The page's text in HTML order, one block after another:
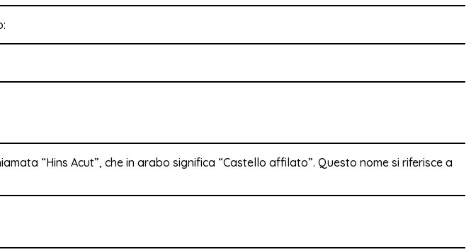
“Hins Acut”, che in arabo significa “Castello affilato”. Questo nome si riferisce a